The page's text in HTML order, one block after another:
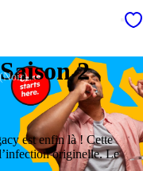
2
est enfin là ! Cette
originelle. Le